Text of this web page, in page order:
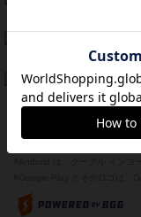
1
紹介文なし 0
ふたつの城の物
紹介文あり 6
※Apple、Apple のロゴ は、米